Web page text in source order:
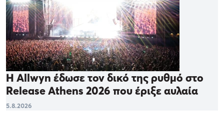
Η Allwyn έδωσε τον δικό της ρυθμό στο
Release Athens 2026 που έριξε αυλαία
5.8.2026